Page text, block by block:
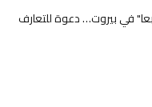
في بيروت… دعوة للتعارف